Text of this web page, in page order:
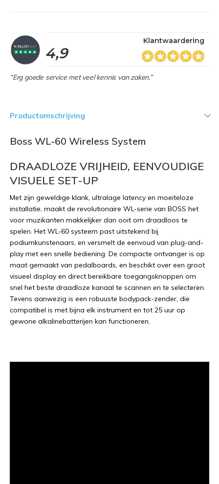
4,9
Klantwaardering
“Erg goede service met veel kennis van zaken.”
Productomschrijving
Boss WL-60 Wireless System
DRAADLOZE VRIJHEID, EENVOUDIGE
VISUELE SET-UP
Met zijn geweldige klank, ultralage latency en moeiteloze
installatie, maakt de revolutionaire WL-serie van BOSS het
voor muzikanten makkelijker dan ooit om draadloos te
spelen. Het WL-60 systeem past uitstekend bij
podiumkunstenaars, en versmelt de eenvoud van plug-and-
play met een snelle bediening. De compacte ontvanger is op
maat gemaakt van pedalboards, en beschikt over een groot
visueel display en direct bereikbare toegangsknoppen om
snel het beste draadloze kanaal te scannen en te selecteren.
Tevens aanwezig is een robuuste bodypack-zender, die
compatibel is met bijna elk instrument en tot 25 uur op
gewone alkalinebatterijen kan functioneren.